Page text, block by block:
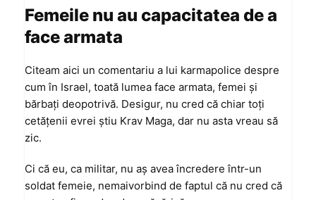
Femeile nu au capacitatea de a
face armata
Citeam aici un comentariu a lui karmapolice despre
cum în Israel, toată lumea face armata, femei şi
bărbaţi deopotrivă. Desigur, nu cred că chiar toţi
cetăţenii evrei ştiu Krav Maga, dar nu asta vreau să
zic.
Ci că eu, ca militar, nu aş avea încredere într-un
soldat femeie, nemaivorbind de faptul că nu cred că